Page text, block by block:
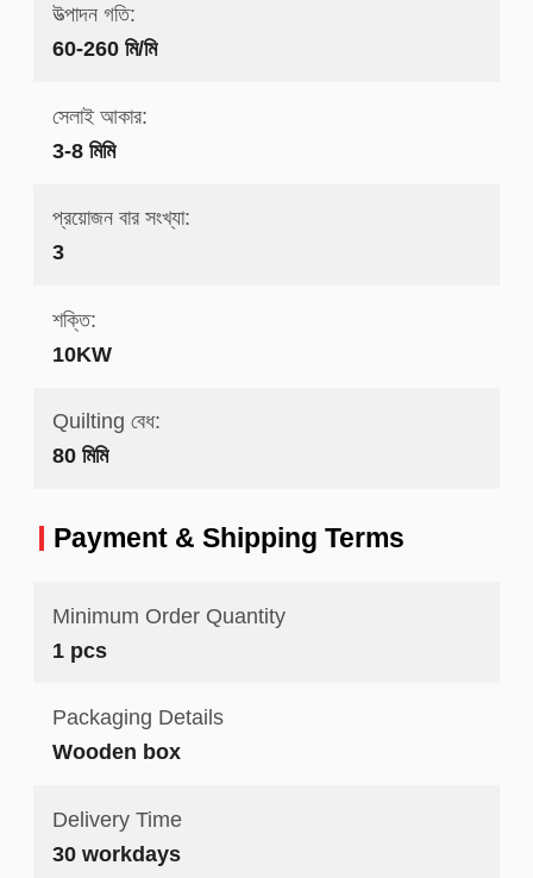
উত্পাদন গতি:
60-260 মি/মি
সেলাই আকার:
3-8 মিমি
প্রয়োজন বার সংখ্যা:
3
শক্তি:
10KW
Quilting বেধ:
80 মিমি
Payment & Shipping Terms
Minimum Order Quantity
1 pcs
Packaging Details
Wooden box
Delivery Time
30 workdays